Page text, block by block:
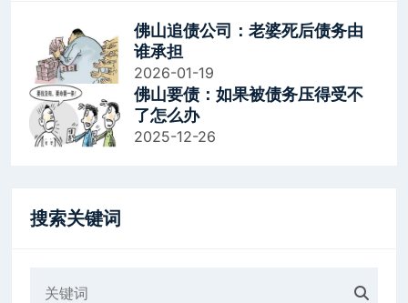
佛山追债公司：老婆死后债务由
谁承担
2026-01-19
佛山要债：如果被债务压得受不
了怎么办
2025-12-26
搜索关键词